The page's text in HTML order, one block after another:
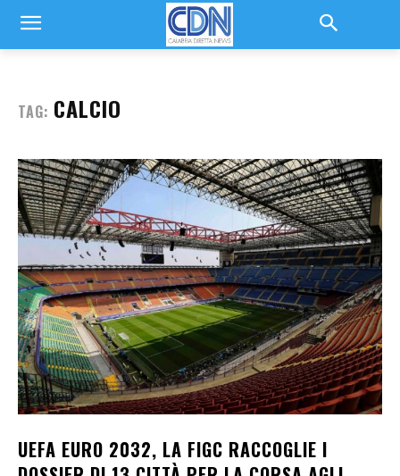
TAG: CALCIO
UEFA EURO 2032, LA FIGC RACCOGLIE I